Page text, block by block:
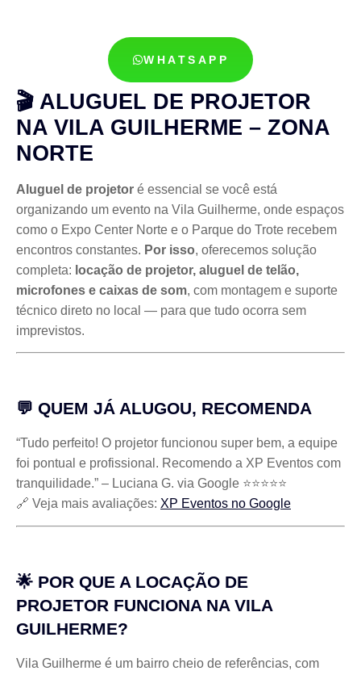
WHATSAPP
🎬 ALUGUEL DE PROJETOR
NA VILA GUILHERME – ZONA
NORTE
Aluguel de projetor é essencial se você está
organizando um evento na Vila Guilherme, onde espaços
como o Expo Center Norte e o Parque do Trote recebem
encontros constantes. Por isso, oferecemos solução
completa: locação de projetor, aluguel de telão,
microfones e caixas de som, com montagem e suporte
técnico direto no local — para que tudo ocorra sem
imprevistos.
💬 QUEM JÁ ALUGOU, RECOMENDA
“Tudo perfeito! O projetor funcionou super bem, a equipe
foi pontual e profissional. Recomendo a XP Eventos com
tranquilidade.” – Luciana G. via Google ⭐⭐⭐⭐⭐
🔗 Veja mais avaliações: XP Eventos no Google
🌟 POR QUE A LOCAÇÃO DE
PROJETOR FUNCIONA NA VILA
GUILHERME?
Vila Guilherme é um bairro cheio de referências, com